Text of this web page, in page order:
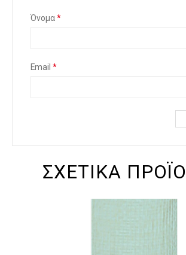
Όνομα*
Email *
ΣΧΕΤΙΚΆ